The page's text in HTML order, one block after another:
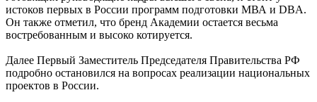
истоков первых в России программ подготовки МВА и DBA.
Он также отметил, что бренд Академии остается весьма
востребованным и высоко котируется.
Далее Первый Заместитель Председателя Правительства РФ
подробно остановился на вопросах реализации национальных
проектов в России.